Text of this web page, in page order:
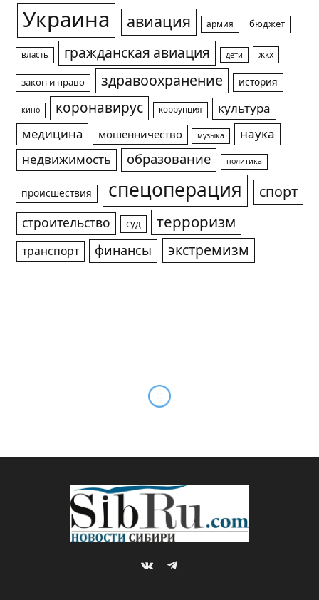
Украина авиация армия бюджет
власть гражданская авиация дети жкх
закон и право здравоохранение история
кино коронавирус коррупция
культура
медицина
мошенничество музыка
наука
недвижимость
образование политика
происшествия спецоперация спорт
строительство суд терроризм
транспорт финансы экстремизм
VKontakteTelegram